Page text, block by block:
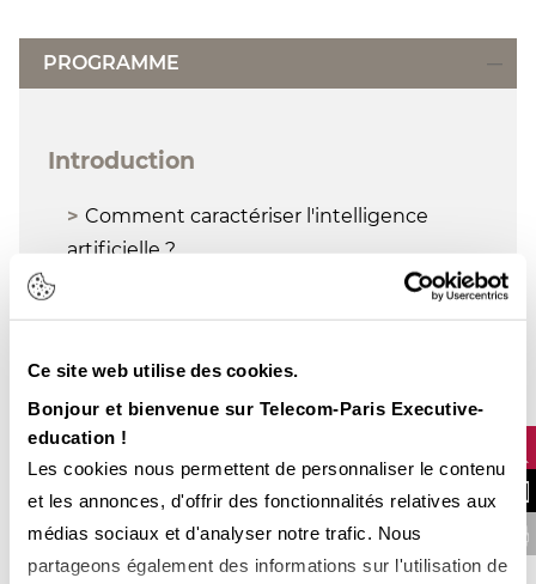
Ce site web utilise des cookies.
Bonjour et bienvenue sur Telecom-Paris Executive-
education !
Les cookies nous permettent de personnaliser le contenu
et les annonces, d'offrir des fonctionnalités relatives aux
médias sociaux et d'analyser notre trafic. Nous
partageons également des informations sur l'utilisation de
NOUS
FINANCER VOTRE
PROGRAMME
Introduction
Comment caractériser l'intelligence
artificielle ?
IA, data science, machine learning :
comment les différencier?
perspective
Les données à l'origine et au centre
de l'intelligence artificielle
Différents types de données
Big data et explosion des données